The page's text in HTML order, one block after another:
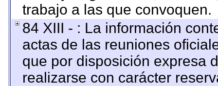
trabajo a las que convoquen.
84 XIII - : La información
actas de las reuniones
que por disposición expresa
realizarse con carácter